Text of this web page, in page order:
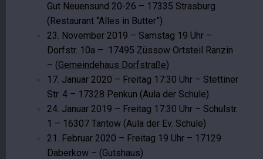
Gut Neuensund 20-26 – 17335 Strasburg
(Restaurant “Alles in Butter”)
23. November 2019 – Samstag 19 Uhr –
Dorfstr. 10a – 17495 Züssow Ortsteil Ranzin
– (Gemeindehaus Dorfstraße)
17. Januar 2020 – Freitag 17:30 Uhr – Stettiner
Str. 4 – 17328 Penkun (Aula der Schule)
24. Januar 2019 – Freitag 17:30 Uhr – Schulstr.
1 – 16307 Tantow (Aula der Ev. Schule)
21. Februar 2020 – Freitag 19 Uhr – 17129
Daberkow – (Gutshaus)